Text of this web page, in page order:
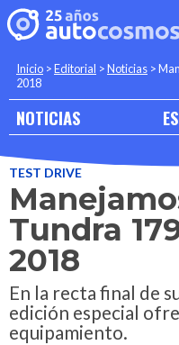
Inicio >Editorial >Noticias >
2018
NOTICIAS
TEST DRIVE
Tundra
2018
En la recta final de
edición especial
equipamiento.